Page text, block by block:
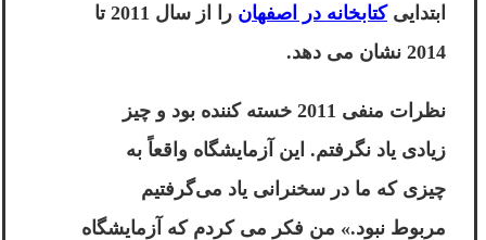
ابتداییکتابخانه در اصفهان
را از سال 2011 تا
2014 نشان می دهد.
نظرات منفی 2011 خسته کننده بود و چیز
زیادی یاد نگرفتم. این آزمایشگاه واقعاً به
چیزی که ما در سخنرانی یاد می‌گرفتیم
مربوط نبود.» من فکر می کردم که آزمایشگاه